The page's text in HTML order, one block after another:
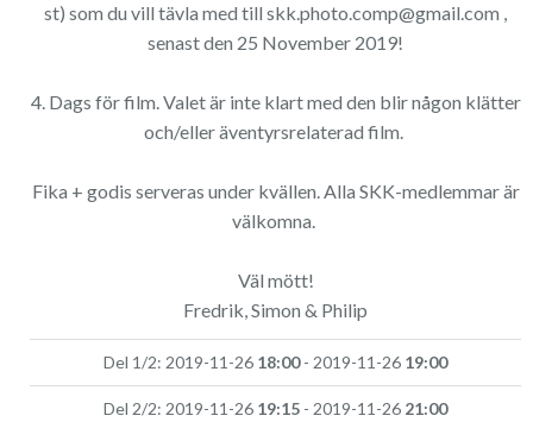
st) som du vill tävla med till skk.photo.comp@gmail.com ,
senast den 25 November 2019!
4. Dags för film. Valet är inte klart med den blir någon klätter
och/eller äventyrsrelaterad film.
Fika + godis serveras under kvällen. Alla SKK-medlemmar är
välkomna.
Väl mött!
Fredrik, Simon & Philip
Del 1/2: 2019-11-26 18:00- 2019-11-26 19:00
Del 2/2: 2019-11-26 19:15 - 2019-11-26 21:00